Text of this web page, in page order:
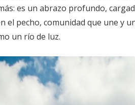
es un abrazo profundo,
el pecho, comunidad que une y
un río de luz.